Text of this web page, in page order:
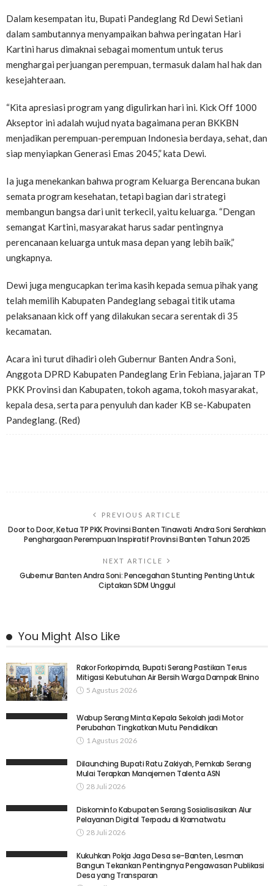
Dalam kesempatan itu, Bupati Pandeglang Rd Dewi Setiani
dalam sambutannya menyampaikan bahwa peringatan Hari
Kartini harus dimaknai sebagai momentum untuk terus
menghargai perjuangan perempuan, termasuk dalam hal hak dan
kesejahteraan.
“Kita apresiasi program yang digulirkan hari ini. Kick Off 1000
Akseptor ini adalah wujud nyata bagaimana peran BKKBN
menjadikan perempuan-perempuan Indonesia berdaya, sehat, dan
siap menyiapkan Generasi Emas 2045,” kata Dewi.
Ia juga menekankan bahwa program Keluarga Berencana bukan
semata program kesehatan, tetapi bagian dari strategi
membangun bangsa dari unit terkecil, yaitu keluarga. “Dengan
semangat Kartini, masyarakat harus sadar pentingnya
perencanaan keluarga untuk masa depan yang lebih baik,”
ungkapnya.
Dewi juga mengucapkan terima kasih kepada semua pihak yang
telah memilih Kabupaten Pandeglang sebagai titik utama
pelaksanaan kick off yang dilakukan secara serentak di 35
kecamatan.
Acara ini turut dihadiri oleh Gubernur Banten Andra Soni,
Anggota DPRD Kabupaten Pandeglang Erin Febiana, jajaran TP
PKK Provinsi dan Kabupaten, tokoh agama, tokoh masyarakat,
kepala desa, serta para penyuluh dan kader KB se-Kabupaten
Pandeglang. (Red)
PREVIOUS ARTICLE
Door to Door, Ketua TP PKK Provinsi Banten Tinawati Andra Soni Serahkan
Penghargaan Perempuan Inspiratif Provinsi Banten Tahun 2025
NEXT ARTICLE
Gubernur Banten Andra Soni: Pencegahan Stunting Penting Untuk
Ciptakan SDM Unggul
You Might Also Like
Rakor Forkopimda, Bupati Serang Pastikan Terus
Mitigasi Kebutuhan Air Bersih Warga Dampak Elnino
5 Agustus 2026
Wabup Serang Minta Kepala Sekolah jadi Motor
Perubahan Tingkatkan Mutu Pendidikan
1 Agustus 2026
Dilaunching Bupati Ratu Zakiyah, Pemkab Serang
Mulai Terapkan Manajemen Talenta ASN
28 Juli 2026
Diskominfo Kabupaten Serang Sosialisasikan Alur
Pelayanan Digital Terpadu di Kramatwatu
28 Juli 2026
Kukuhkan Pokja Jaga Desa se-Banten, Lesman
Bangun Tekankan Pentingnya Pengawasan Publikasi
Desa yang Transparan